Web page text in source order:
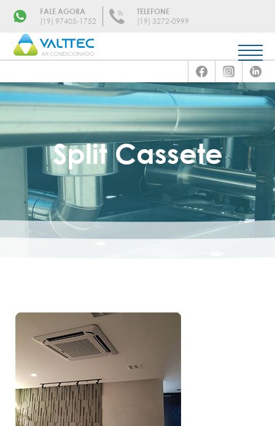
FALE AGORA
(19) 97405-1752
TELEFONE
(19) 3272-0999
Split Cassete